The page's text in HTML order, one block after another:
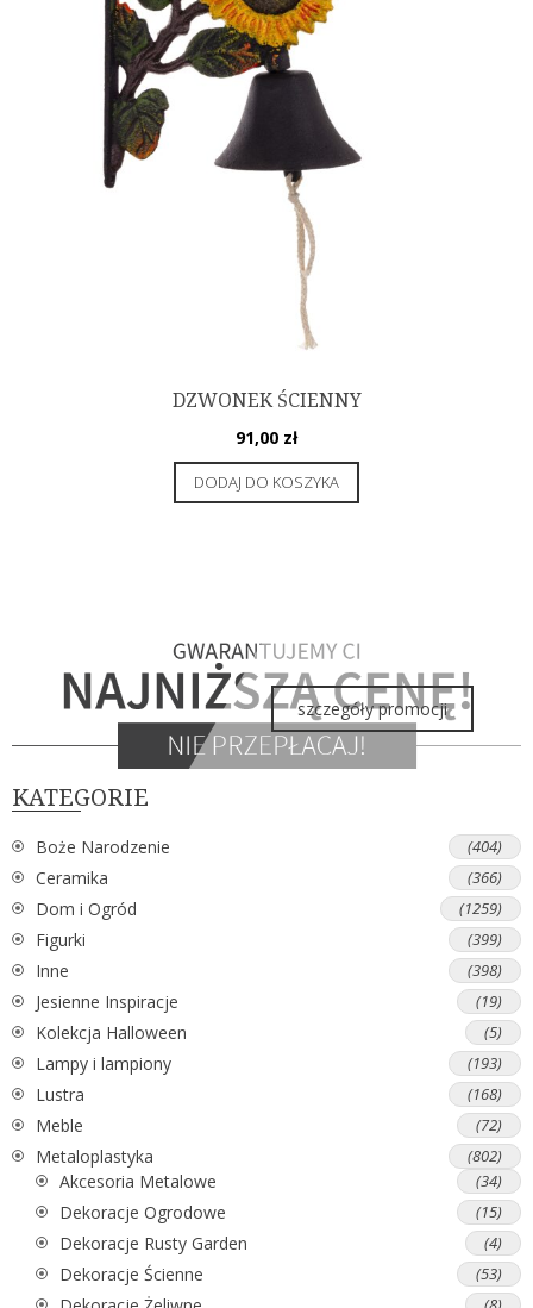
DZWONEK ŚCIENNY
91,00 zł
DODAJ DO KOSZYKA
szczegóły promocji
KATEGORIE
Boże Narodzenie (404)
Ceramika (366)
Dom i Ogród (1259)
Figurki (399)
Inne (398)
Jesienne Inspiracje (19)
Kolekcja Halloween (5)
Lampy i lampiony (193)
Lustra (168)
Meble (72)
Metaloplastyka (802)
Akcesoria Metalowe (34)
Dekoracje Ogrodowe (15)
Dekoracje Rusty Garden (4)
Dekoracje Ścienne (53)